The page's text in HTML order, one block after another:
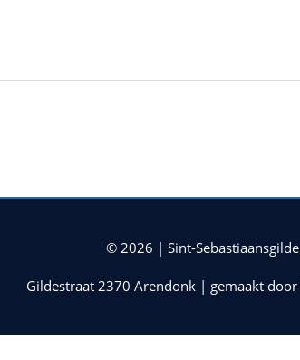
© 2026 | Sint-Sebastiaansgilde
Gildestraat 2370 Arendonk | gemaakt door